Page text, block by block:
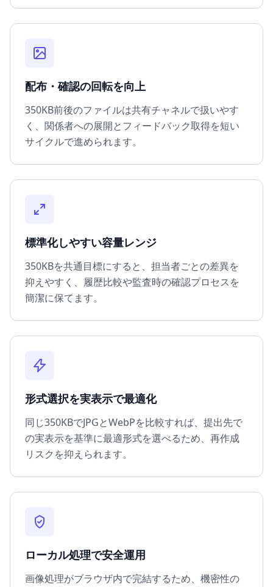
配布・確認の回転を向上
350KB前後のファイルは共有チャネルで扱いやす
く、関係者への展開とフィードバック取得を短い
サイクルで進められます。
標準化しやすい容量レンジ
350KBを共通目標にすると、担当者ごとの差異を
抑えやすく、履歴比較や監査時の確認プロセスを
簡潔に保てます。
形式選択を実表示で最適化
同じ350KBでJPGとWebPを比較すれば、提出先で
の実表示を基準に最適形式を選べるため、再作成
リスクを抑えられます。
ローカル処理で安全運用
画像処理がブラウザ内で完結するため、機密性の